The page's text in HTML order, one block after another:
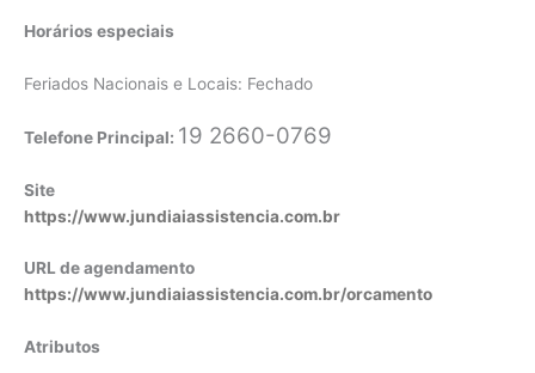
Horários especiais
Feriados Nacionais e Locais: Fechado
Telefone Principal: 19 2660-0769
Site
https://www.jundiaiassistencia.com.br
URL de agendamento
https://www.jundiaiassistencia.com.br/orcamento
Atributos